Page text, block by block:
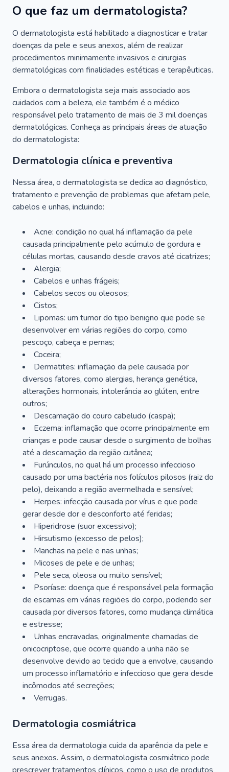
O que faz um dermatologista?
O dermatologista está habilitado a diagnosticar e tratar
doenças da pele e seus anexos, além de realizar
procedimentos minimamente invasivos e cirurgias
dermatológicas com finalidades estéticas e terapêuticas.
Embora o dermatologista seja mais associado aos
cuidados com a beleza, ele também é o médico
responsável pelo tratamento de mais de 3 mil doenças
dermatológicas. Conheça as principais áreas de atuação
do dermatologista:
Dermatologia clínica e preventiva
Nessa área, o dermatologista se dedica ao diagnóstico,
tratamento e prevenção de problemas que afetam pele,
cabelos e unhas, incluindo:
Acne: condição no qual há inflamação da pele
causada principalmente pelo acúmulo de gordura e
células mortas, causando desde cravos até cicatrizes;
Alergia;
Cabelos e unhas frágeis;
Cabelos secos ou oleosos;
Cistos;
Lipomas: um tumor do tipo benigno que pode se
desenvolver em várias regiões do corpo, como
pescoço, cabeça e pernas;
Coceira;
Dermatites: inflamação da pele causada por
diversos fatores, como alergias, herança genética,
alterações hormonais, intolerância ao glúten, entre
outros;
Descamação do couro cabeludo (caspa);
Eczema: inflamação que ocorre principalmente em
crianças e pode causar desde o surgimento de bolhas
até a descamação da região cutânea;
Furúnculos, no qual há um processo infeccioso
causado por uma bactéria nos folículos pilosos (raiz do
pelo), deixando a região avermelhada e sensível;
Herpes: infecção causada por vírus e que pode
gerar desde dor e desconforto até feridas;
Hiperidrose (suor excessivo);
Hirsutismo (excesso de pelos);
Manchas na pele e nas unhas;
Micoses de pele e de unhas;
Pele seca, oleosa ou muito sensível;
Psoríase: doença que é responsável pela formação
de escamas em várias regiões do corpo, podendo ser
causada por diversos fatores, como mudança climática
e estresse;
Unhas encravadas, originalmente chamadas de
onicocriptose, que ocorre quando a unha não se
desenvolve devido ao tecido que a envolve, causando
um processo inflamatório e infeccioso que gera desde
incômodos até secreções;
Verrugas.
Dermatologia cosmiátrica
Essa área da dermatologia cuida da aparência da pele e
seus anexos. Assim, o dermatologista cosmiátrico pode